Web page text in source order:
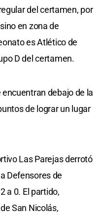
del certamen, por
en zona de
es Atlético de
D del certamen.
debajo de la
de lograr un lugar
Las Parejas derrotó
Defensores de
a 0. El partido,
San Nicolás,